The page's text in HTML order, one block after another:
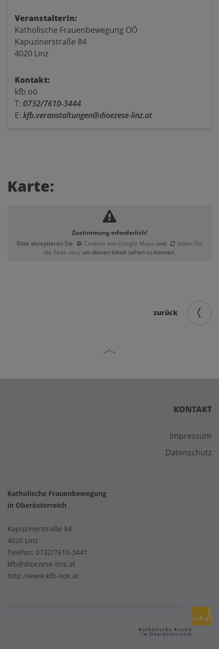
VeranstalterIn:
Katholische Frauenbewegung OÖ
Kapuzinerstraße 84
4020 Linz
Kontakt:
kfb oö
T: 0732/7610-3444
E: kfb.veranstaltungen@dioezese-linz.at
Karte:
Zustimmung erforderlich!
Bitte akzeptieren Sie
Cookies von Google Maps und
laden Sie
die Seite neu, um diesen Inhalt sehen zu können.
zurück
KONTAKT
Impressum
Datenschutz
Katholische Frauenbewegung
in Oberösterreich
Kapuzinerstraße 84
4020 Linz
Telefon: 0732/7610-3441
kfb@dioezese-linz.at
http://www.kfb-ooe.at